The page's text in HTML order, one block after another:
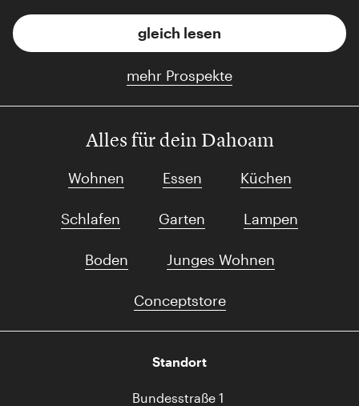
gleich lesen
mehr Prospekte
Alles für dein Dahoam
Wohnen Essen Küchen
Schlafen Garten Lampen
Boden Junges Wohnen
Conceptstore
Standort
Bundesstraße 1